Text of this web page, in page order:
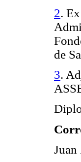
2.
de
3.